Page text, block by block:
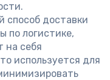
способ доставки
по логистике,
на себя
используется для